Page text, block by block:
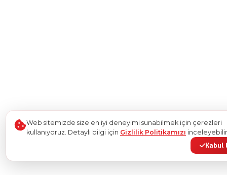
Web sitemizde size en iyi deneyimi sunabilmek için çerezleri
kullanıyoruz. Detaylı bilgi için Gizlilik Politikamızı
Kabul